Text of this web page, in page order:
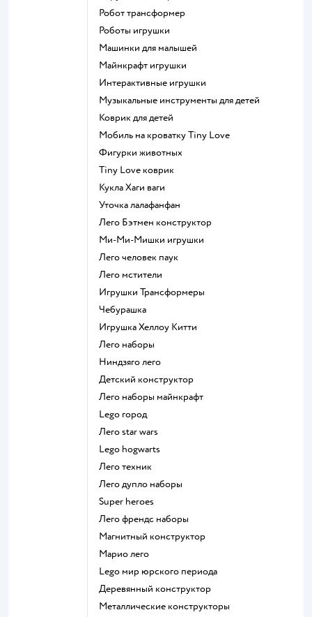
Робот трансформер
Роботы игрушки
Машинки для малышей
Майнкрафт игрушки
Интерактивные игрушки
Музыкальные инструменты для детей
Коврик для детей
Мобиль на кроватку Tiny Love
Фигурки животных
Tiny Love коврик
Кукла Хаги ваги
Уточка лалафанфан
Лего Бэтмен конструктор
Ми-Ми-Мишки игрушки
Лего человек паук
Лего мстители
Игрушки Трансформеры
Чебурашка
Игрушка Хеллоу Китти
Лего наборы
Ниндзяго лего
Детский конструктор
Лего наборы майнкрафт
Lego город
Лего star wars
Lego hogwarts
Лего техник
Лего дупло наборы
Super heroes
Лего френдс наборы
Магнитный конструктор
Марио лего
Lego мир юрского периода
Деревянный конструктор
Металлические конструкторы